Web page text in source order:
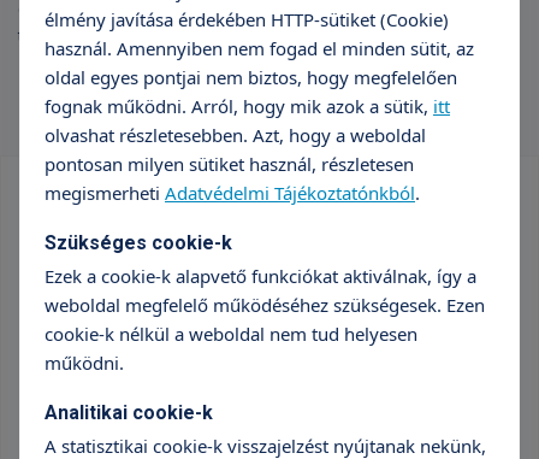
(USA) – további sebészeti és egészségügyi szervezési
tapasztalatra tettem szert.
Vizsgálatok szűrése
Szűrők alaphelyzetbe
Város
Budaörs
Intézmény
élmény javítása érdekében HTTP-sütiket (Cookie)
használ. Amennyiben nem fogad el minden sütit, az
oldal egyes pontjai nem biztos, hogy megfelelően
fognak működni. Arról, hogy mik azok a sütik, itt
olvashat részletesebben. Azt, hogy a weboldal
pontosan milyen sütiket használ, részletesen
megismerheti Adatvédelmi Tájékoztatónkból.
Szükséges cookie-k
Ezek a cookie-k alapvető funkciókat aktiválnak, így a
weboldal megfelelő működéséhez szükségesek. Ezen
cookie-k nélkül a weboldal nem tud helyesen
működni.
Analitikai cookie-k
A statisztikai cookie-k visszajelzést nyújtanak nekünk,